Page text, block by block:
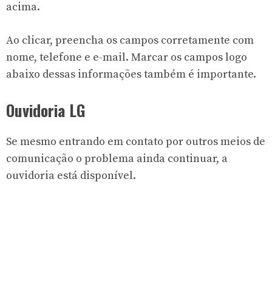
acima.
Ao clicar, preencha os campos corretamente com
nome, telefone e e-mail. Marcar os campos logo
abaixo dessas informações também é importante.
Ouvidoria LG
Se mesmo entrando em contato por outros meios de
comunicação o problema ainda continuar, a
ouvidoria está disponível.